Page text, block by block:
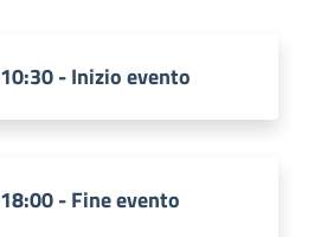
10:30 - Inizio evento
18:00 - Fine evento